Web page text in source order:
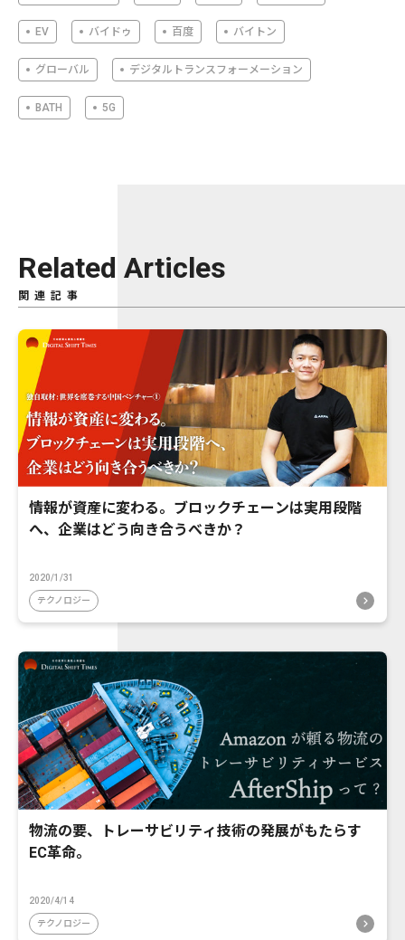
EV バイドゥ 百度 バイトン
グローバル デジタルトランスフォーメーション
BATH 5G
Related Articles
関連記事
情報が資産に変わる。ブロックチェーンは実用段階
へ、企業はどう向き合うべきか？
2020/1/31
テクノロジー
物流の要、トレーサビリティ技術の発展がもたらす
EC革命。
2020/4/14
テクノロジー